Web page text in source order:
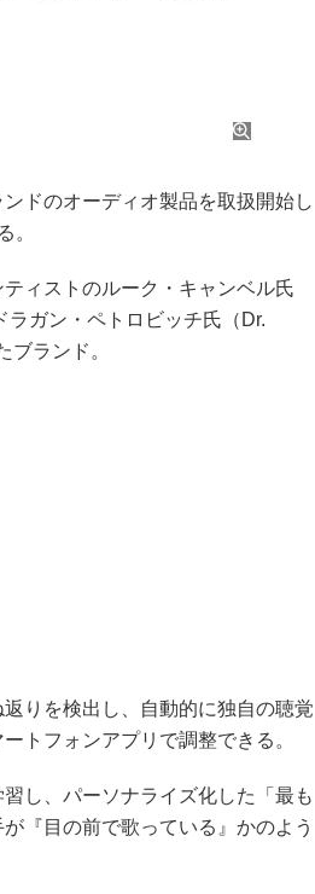
ドのオーディオ製品を取扱開始し
。
ィストのルーク・キャンベル氏
ラガン・ペトロビッチ氏（Dr.
ブランド。
りを検出し、自動的に独自の聴覚
トフォンアプリで調整できる。
し、パーソナライズ化した「最も
『目の前で歌っている』かのよう